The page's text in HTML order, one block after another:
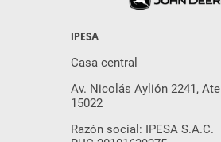
IPESA
Casa central
Av. Nicolás Aylión 2241, Ate
15022
Razón social: IPESA S.A.C.